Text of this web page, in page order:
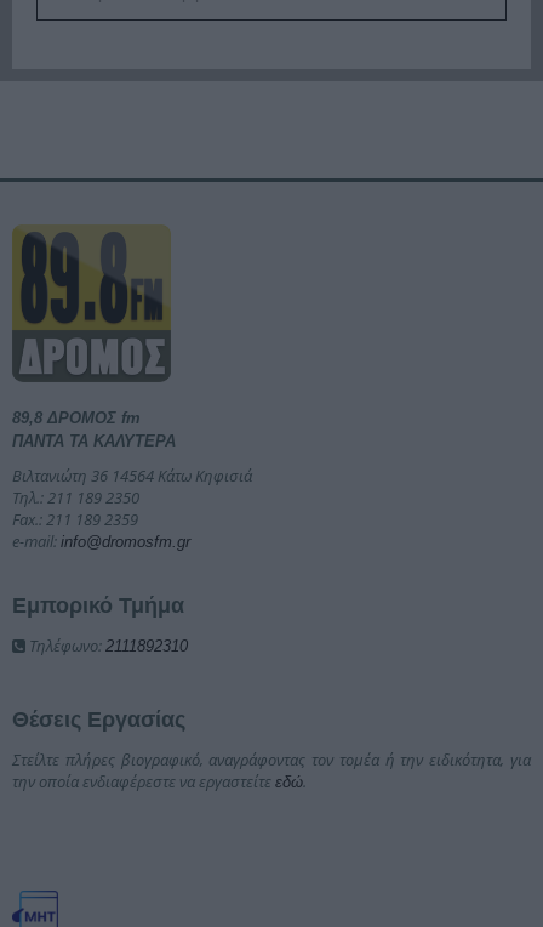
89,8 ΔΡΟΜΟΣ fm
ΠΑΝΤΑ ΤΑ ΚΑΛΥΤΕΡΑ
Βιλτανιώτη 36 14564 Κάτω Κηφισιά
Τηλ.: 211 189 2350
Fax.: 211 189 2359
e-mail: info@dromosfm.gr
Εμπορικό Τμήμα
Τηλέφωνο: 2111892310
Θέσεις Εργασίας
Στείλτε πλήρες βιογραφικό, αναγράφοντας τον τομέα ή την ειδικότητα, για
την οποία ενδιαφέρεστε να εργαστείτε εδώ